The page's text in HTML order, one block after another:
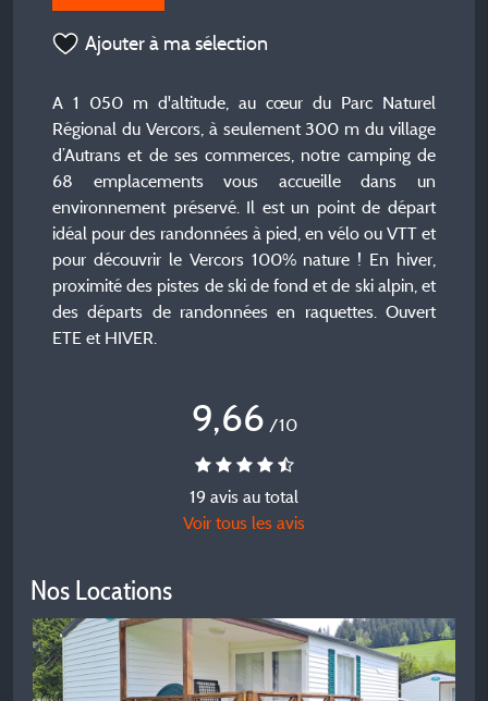
Ajouter à ma sélection
A 1 050 m d'altitude, au cœur du Parc Naturel
Régional du Vercors, à seulement 300 m du village
d’Autrans et de ses commerces, notre camping de
68 emplacements vous accueille dans un
environnement préservé. Il est un point de départ
idéal pour des randonnées à pied, en vélo ou VTT et
pour découvrir le Vercors 100% nature ! En hiver,
proximité des pistes de ski de fond et de ski alpin, et
des départs de randonnées en raquettes. Ouvert
ETE et HIVER.
9,66 /10
19 avis au total
Voir tous les avis
Nos Locations